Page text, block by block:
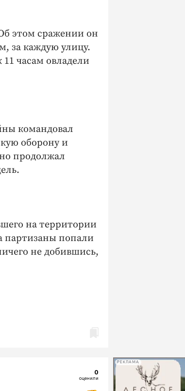
этом сражении он
за каждую улицу.
часам овладели
командовал
оборону и
продолжал
на территории
партизаны попали
не добившись,
0
оценили
РЕКЛАМА